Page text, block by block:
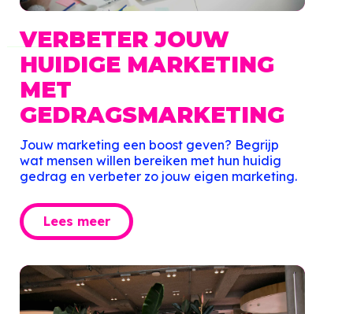
VERBETERJOUW
HUIDIGE MARKETING
MET
GEDRAGSMARKETING
Jouw marketing een boost geven? Begrijp
wat mensen willen bereiken met hun huidig
gedrag en verbeter zo jouw eigen marketing.
Lees meer